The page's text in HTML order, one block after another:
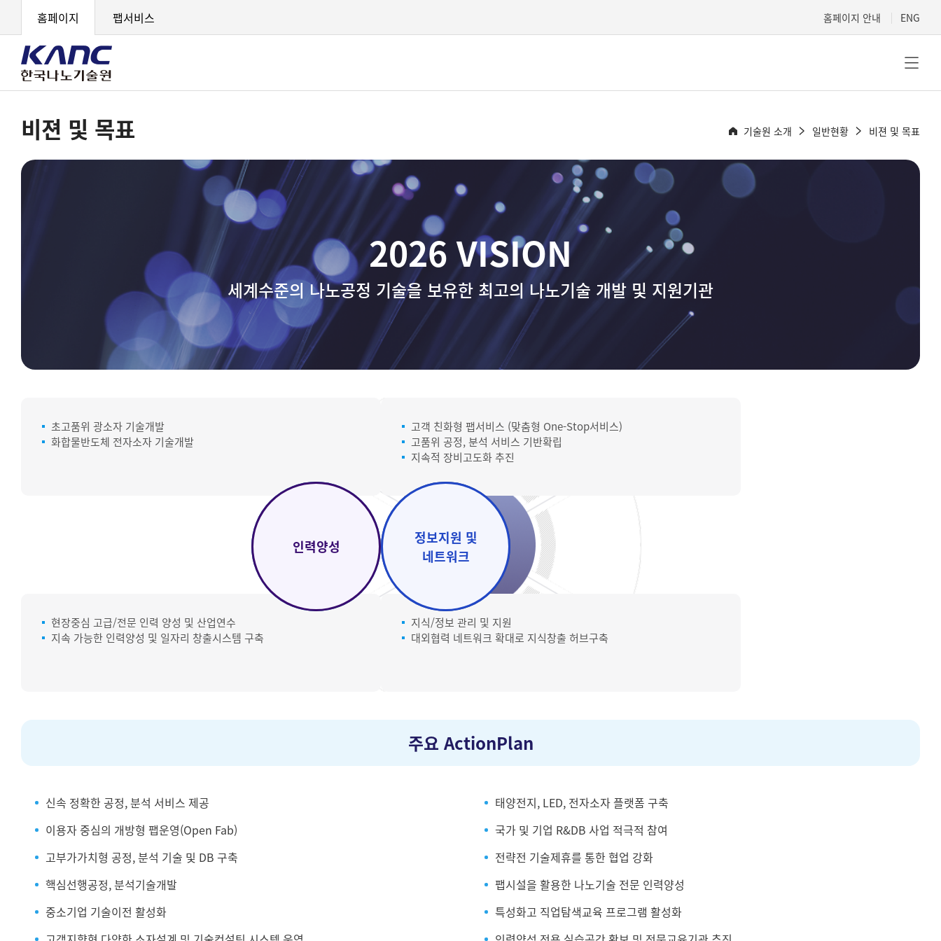
홈페이지 팹서비스 홈페이지 안내 ENG
비젼 및 목표 기술원 소개 일반현황 비젼 및 목표
2026 VISION
세계수준의 나노공정 기술을 보유한 최고의 나노기술 개발 및 지원기관
전략목표
기반기술개발
초고품위 광소자 기술개발
화합물반도체 전자소자 기술개발
산학연 생산/연구
개발지원
고객 친화형 팹서비스 (맞춤형 One-Stop서비스)
고품위 공정, 분석 서비스 기반확립
지속적 장비고도화 추진
인력양성
현장중심 고급/전문 인력 양성 및 산업연수
지속 가능한 인력양성 및 일자리 창출시스템 구축
정보지원 및
네트워크
지식/정보 관리 및 지원
대외협력 네트워크 확대로 지식창출 허브구축
주요 ActionPlan
신속 정확한 공정, 분석 서비스 제공
태양전지, LED, 전자소자 플랫폼 구축
이용자 중심의 개방형 팹운영(Open Fab)
국가 및 기업 R&DB 사업 적극적 참여
고부가가치형 공정, 분석 기술 및 DB 구축
전략전 기술제휴를 통한 협업 강화
핵심선행공정, 분석기술개발
팹시설을 활용한 나노기술 전문 인력양성
중소기업 기술이전 활성화
특성화고 직업탐색교육 프로그램 활성화